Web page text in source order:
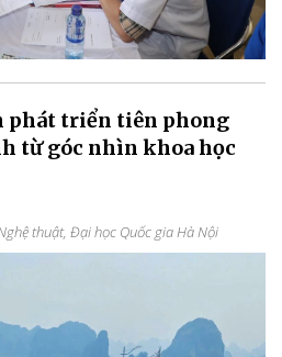
triển tiên phong
từ góc nhìn khoa học
thuật, Đại học Quốc gia Hà Nội